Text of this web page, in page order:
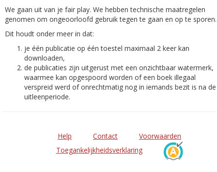
We gaan uit van je fair play. We hebben technische maatregelen
genomen om ongeoorloofd gebruik tegen te gaan en op te sporen.
Dit houdt onder meer in dat:
je één publicatie op één toestel maximaal 2 keer kan
downloaden,
de publicaties zijn uitgerust met een onzichtbaar watermerk,
waarmee kan opgespoord worden of een boek illegaal
verspreid werd of onrechtmatig nog in iemands bezit is na de
uitleenperiode.
Help Contact
Voorwaarden
Toegankelijkheidsverklaring